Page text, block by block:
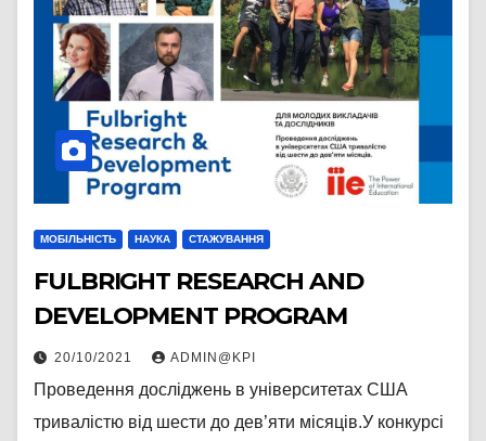
МОБІЛЬНІСТЬ НАУКА СТАЖУВАННЯ
FULBRIGHT RESEARCH AND
DEVELOPMENT PROGRAM
20/10/2021 ADMIN@KPI
Проведення досліджень в університетах США
тривалістю від шести до дев’яти місяців.У конкурсі